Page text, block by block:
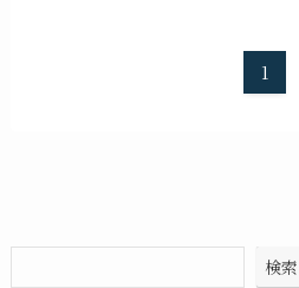
1
検索